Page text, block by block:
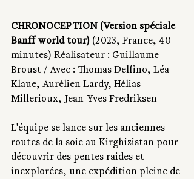
CHRONOCEPTION (Version spéciale
Banff world tour) (2023, France, 40
minutes) Réalisateur : Guillaume
Broust / Avec : Thomas Delfino, Léa
Klaue, Aurélien Lardy, Hélias
Millerioux, Jean-Yves Fredriksen
L'équipe se lance sur les anciennes
routes de la soie au Kirghizistan pour
découvrir des pentes raides et
inexplorées, une expédition pleine de